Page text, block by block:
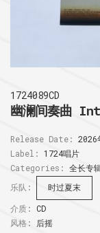
1724089CD
幽澜间奏曲
Release Date: 2026
Label:
1724唱片
Categories: 全长专
乐队:
时过夏末
介质: CD
风格:
后摇